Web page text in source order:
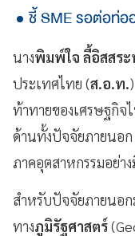
ชี้ SME รอต่อท่อ
นางพิมพ์ใจ ลี้อิสสระ
ประเทศไทย (ส.อ.ท.
ท้าทายของเศรษฐกิจ
ด้านทั้งปัจจัยภายนอ
ภาคอุตสาหกรรมอย่า
สำหรับปัจจัยภายนอก
ทางภูมิรัฐศาสตร์